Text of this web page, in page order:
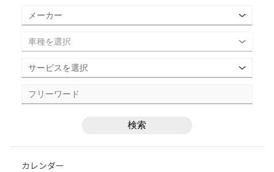
カレンダー